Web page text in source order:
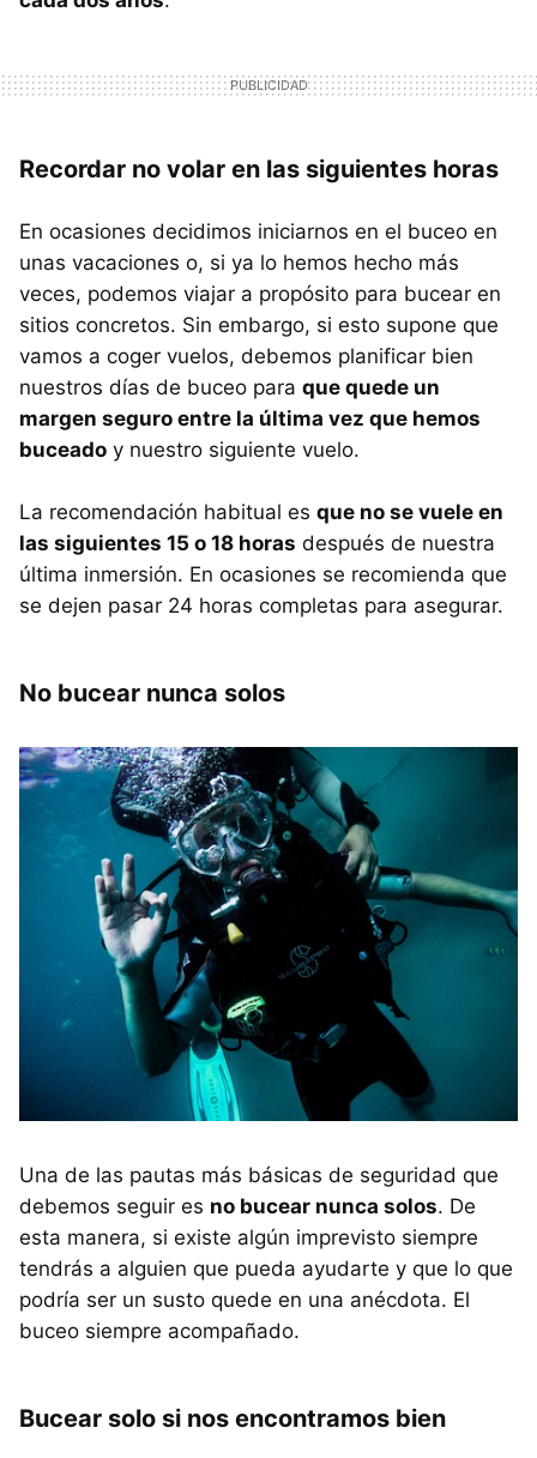
Recordar no volar en las siguientes horas
En ocasiones decidimos iniciarnos en el buceo en
unas vacaciones o, si ya lo hemos hecho más
veces, podemos viajar a propósito para bucear en
sitios concretos. Sin embargo, si esto supone que
vamos a coger vuelos, debemos planificar bien
nuestros días de buceo para que quede un
margen seguro entre la última vez que hemos
buceado y nuestro siguiente vuelo.
La recomendación habitual es que no se vuele en
las siguientes 15 o 18 horas después de nuestra
última inmersión. En ocasiones se recomienda que
se dejen pasar 24 horas completas para asegurar.
No bucear nunca solos
Una de las pautas más básicas de seguridad que
debemos seguir es no bucear nunca solos. De
esta manera, si existe algún imprevisto siempre
tendrás a alguien que pueda ayudarte y que lo que
podría ser un susto quede en una anécdota. El
buceo siempre acompañado.
Bucear solo si nos encontramos bien